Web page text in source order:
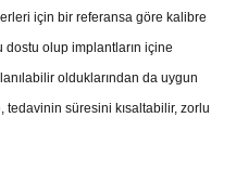
için bir referansa göre kalibre
olup implantların içine
olduklarından da uygun
süresini kısaltabilir, zorlu